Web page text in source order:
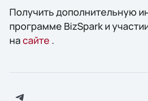
Получить дополнительную
программе BizSpark и
насайте .